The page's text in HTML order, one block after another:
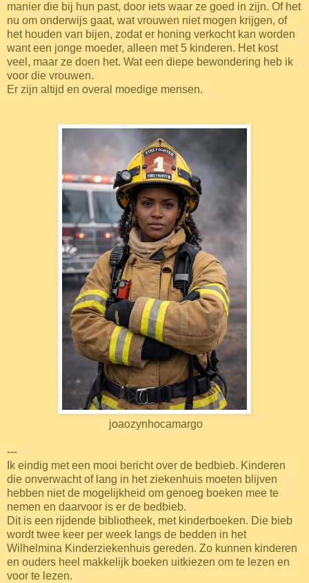
manier die bij hun past, door iets waar ze goed in zijn. Of het
nu om onderwijs gaat, wat vrouwen niet mogen krijgen, of
het houden van bijen, zodat er honing verkocht kan worden
want een jonge moeder, alleen met 5 kinderen. Het kost
veel, maar ze doen het. Wat een diepe bewondering heb ik
voor die vrouwen.
Er zijn altijd en overal moedige mensen.
joaozynhocamargo
---
Ik eindig met een mooi bericht over de bedbieb. Kinderen
die onverwacht of lang in het ziekenhuis moeten blijven
hebben niet de mogelijkheid om genoeg boeken mee te
nemen en daarvoor is er de bedbieb.
Dit is een rijdende bibliotheek, met kinderboeken. Die bieb
wordt twee keer per week langs de bedden in het
Wilhelmina Kinderziekenhuis gereden. Zo kunnen kinderen
en ouders heel makkelijk boeken uitkiezen om te lezen en
voor te lezen.